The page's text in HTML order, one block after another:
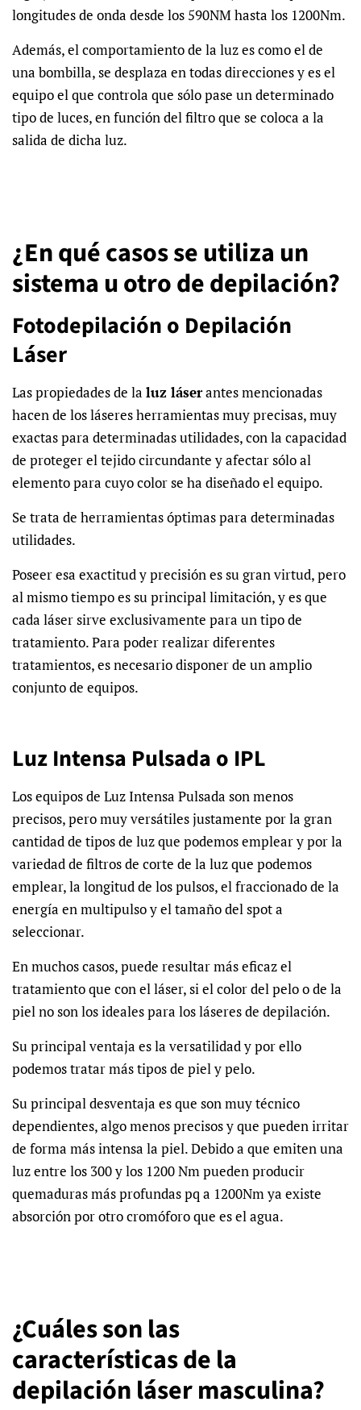
longitudes de onda desde los 590NM hasta los 1200Nm.
Además, el comportamiento de la luz es como el de
una bombilla, se desplaza en todas direcciones y es el
equipo el que controla que sólo pase un determinado
tipo de luces, en función del filtro que se coloca a la
salida de dicha luz.
¿En qué casos se utiliza un
sistema u otro de depilación?
Fotodepilación o Depilación
Láser
Laspropiedades de la luz láserantes mencionadas
hacen de los láseres herramientas muy precisas, muy
exactas para determinadas utilidades, con la capacidad
de proteger el tejido circundante y afectar sólo al
elemento para cuyo color se ha diseñado el equipo.
Se trata de herramientas óptimas para determinadas
utilidades.
Poseer esa exactitud y precisión es su gran virtud, pero
al mismo tiempo es su principal limitación, y es que
cada láser sirve exclusivamente para un tipo de
tratamiento. Para poder realizar diferentes
tratamientos, es necesario disponer de un amplio
conjunto de equipos.
Luz Intensa Pulsada o IPL
Los equipos de Luz Intensa Pulsada son menos
precisos, pero muy versátiles justamente por la gran
cantidad de tipos de luz que podemos emplear y por la
variedad de filtros de corte de la luz que podemos
emplear, la longitud de los pulsos, el fraccionado de la
energía en multipulso y el tamaño del spot a
seleccionar.
En muchos casos, puede resultar más eficaz el
tratamiento que con el láser, si el color del pelo o de la
piel no son los ideales para los láseres de depilación.
Su principal ventaja es la versatilidad y por ello
podemos tratar más tipos de piel y pelo.
Su principal desventaja es que son muy técnico
dependientes, algo menos precisos y que pueden irritar
de forma más intensa la piel. Debido a que emiten una
luz entre los 300 y los 1200 Nm pueden producir
quemaduras más profundas pq a 1200Nm ya existe
absorción por otro cromóforo que es el agua.
¿Cuáles son las
características de la
depilación láser masculina?